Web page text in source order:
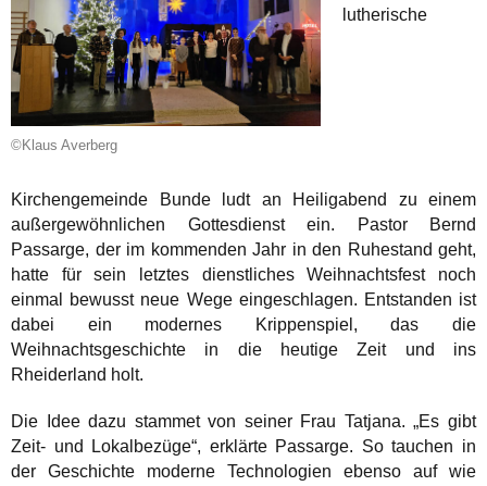
©Klaus Averberg
lutherische
Kirchengemeinde Bunde ludt an Heiligabend zu einem
außergewöhnlichen Gottesdienst ein. Pastor Bernd
Passarge, der im kommenden Jahr in den Ruhestand geht,
hatte für sein letztes dienstliches Weihnachtsfest noch
einmal bewusst neue Wege eingeschlagen. Entstanden ist
dabei ein modernes Krippenspiel, das die
Weihnachtsgeschichte in die heutige Zeit und ins
Rheiderland holt.
Die Idee dazu stammet von seiner Frau Tatjana. „Es gibt
Zeit- und Lokalbezüge“, erklärte Passarge. So tauchen in
der Geschichte moderne Technologien ebenso auf wie